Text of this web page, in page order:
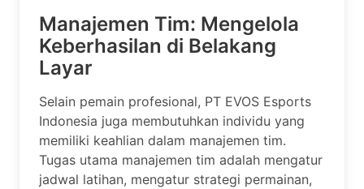
Manajemen Tim: Mengelola
Keberhasilan di Belakang
Layar
Selain pemain profesional, PT EVOS Esports
Indonesia juga membutuhkan individu yang
memiliki keahlian dalam manajemen tim.
Tugas utama manajemen tim adalah mengatur
jadwal latihan, mengatur strategi permainan,